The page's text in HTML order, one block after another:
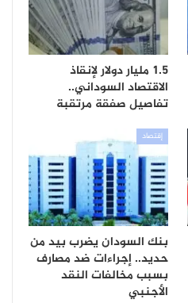
1.5 مليار دولار لإنقاذ
الاقتصاد السوداني..
تفاصيل صفقة مرتقبة
إقتصاد
بنك السودان يضرب بيد من
حديد.. إجراءات ضد مصارف
بسبب مخالفات النقد
الأجنبي